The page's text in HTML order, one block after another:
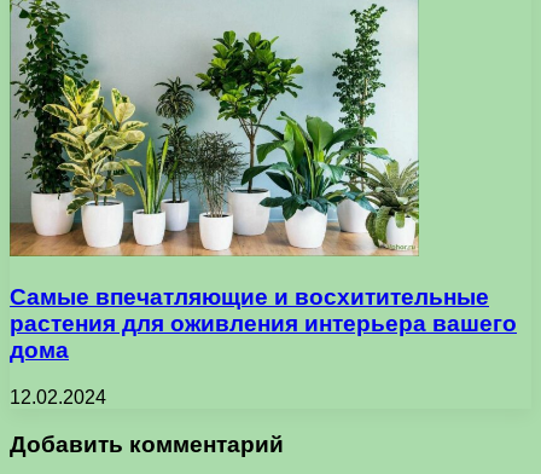
Самые впечатляющие и восхитительные
растения для оживления интерьера вашего
дома
12.02.2024
Добавить комментарий